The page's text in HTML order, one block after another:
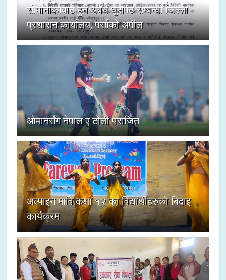
सीमानाकाबाट हुने अवैध घुसपैठ सम्बन्धी जिल्ला
प्रशासन कार्यालय, पर्साको अपील
ओमानसँग नेपाल ए टोली पराजित
अल्पाइन मावि कक्षा १२ का विद्यार्थीहरुको बिदाइ
कार्यक्रम